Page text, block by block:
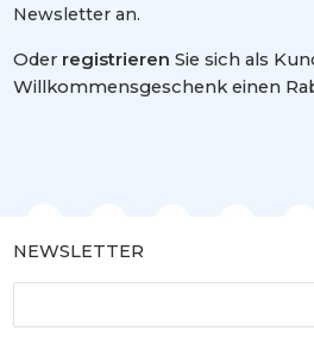
Newsletter an.
Oder registrieren Sie sich als
Willkommensgeschenk einen
NEWSLETTER